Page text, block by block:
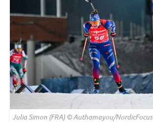
Julia Simon (FRA) © Authamayou/NordicFocus